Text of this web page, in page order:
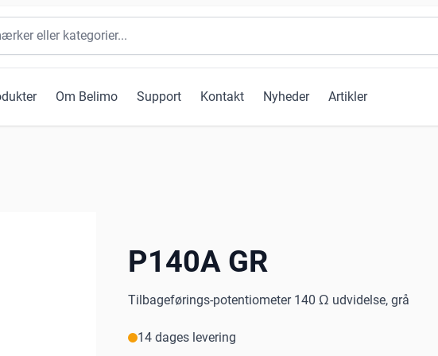
Om Belimo Support Kontakt Nyheder Artikler
P140A GR
Tilbageførings-potentiometer 140 Ω udvidelse, grå
14 dages levering